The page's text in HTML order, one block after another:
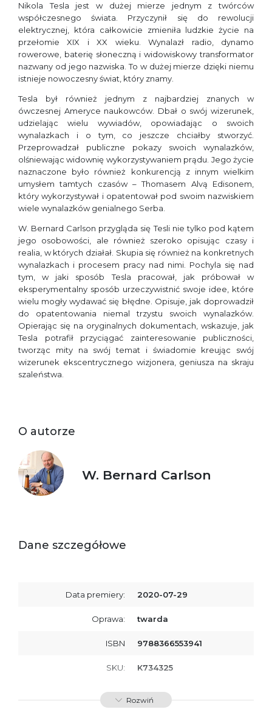
Nikola Tesla jest w dużej mierze jednym z twórców
współczesnego świata. Przyczynił się do rewolucji
elektrycznej, która całkowicie zmieniła ludzkie życie na
przełomie XIX i XX wieku. Wynalazł radio, dynamo
rowerowe, baterię słoneczną i widowiskowy transformator
nazwany od jego nazwiska. To w dużej mierze dzięki niemu
istnieje nowoczesny świat, który znamy.
Tesla był również jednym z najbardziej znanych w
ówczesnej Ameryce naukowców. Dbał o swój wizerunek,
udzielając wielu wywiadów, opowiadając o swoich
wynalazkach i o tym, co jeszcze chciałby stworzyć.
Przeprowadzał publiczne pokazy swoich wynalazków,
olśniewając widownię wykorzystywaniem prądu. Jego życie
naznaczone było również konkurencją z innym wielkim
umysłem tamtych czasów – Thomasem Alvą Edisonem,
który wykorzystywał i opatentował pod swoim nazwiskiem
wiele wynalazków genialnego Serba.
W. Bernard Carlson przygląda się Tesli nie tylko pod kątem
jego osobowości, ale również szeroko opisując czasy i
realia, w których działał. Skupia się również na konkretnych
wynalazkach i procesem pracy nad nimi. Pochyla się nad
tym, w jaki sposób Tesla pracował, jak próbował w
eksperymentalny sposób urzeczywistnić swoje idee, które
wielu mogły wydawać się błędne. Opisuje, jak doprowadził
do opatentowania niemal trzystu swoich wynalazków.
Opierając się na oryginalnych dokumentach, wskazuje, jak
Tesla potrafił przyciągać zainteresowanie publiczności,
tworząc mity na swój temat i świadomie kreując swój
wizerunek ekscentrycznego wizjonera, geniusza na skraju
szaleństwa.
O autorze
W. Bernard Carlson
Dane szczegółowe
Data premiery: 2020-07-29
Oprawa: twarda
ISBN 9788366553941
SKU: K734325
Rozwiń